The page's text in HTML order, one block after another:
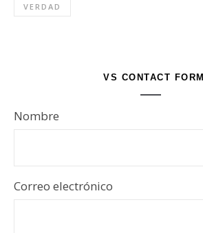
VERDAD
VS CONTACT FORM
Nombre
Correo electrónico